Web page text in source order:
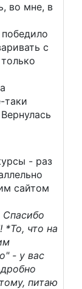
во мне, в
с
таки
- раз
сайтом
Спасибо
*То, что на
- у вас
питаю